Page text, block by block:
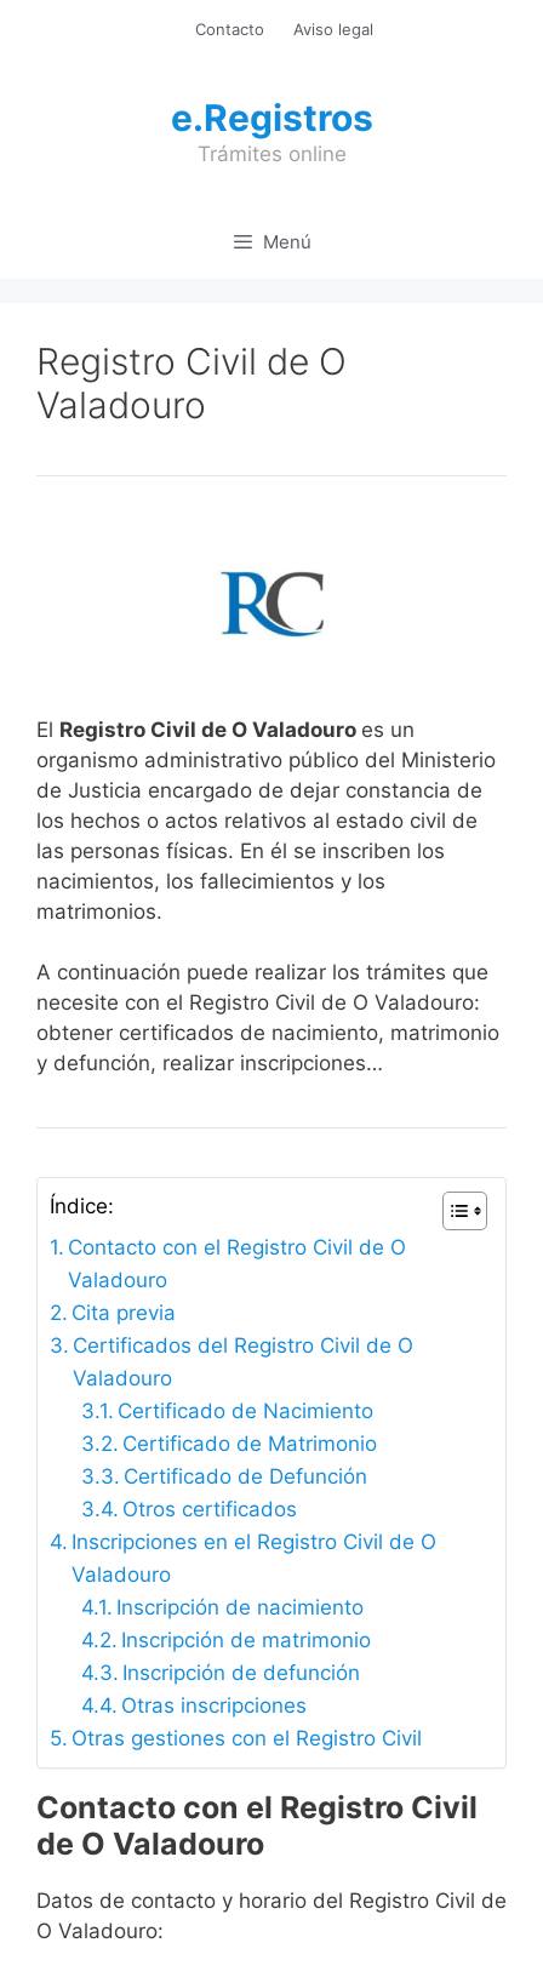
Contacto Aviso legal
e.Registros
Trámites online
Menú
Registro Civil de O
Valadouro
El Registro Civil de O Valadouro es un
organismo administrativo público del Ministerio
de Justicia encargado de dejar constancia de
los hechos o actos relativos al estado civil de
las personas físicas. En él se inscriben los
nacimientos, los fallecimientos y los
matrimonios.
A continuación puede realizar los trámites que
necesite con el Registro Civil de O Valadouro:
obtener certificados de nacimiento, matrimonio
y defunción, realizar inscripciones…
Índice:
Contacto con el Registro Civil de O
Valadouro
Cita previa
Certificados del Registro Civil de O
Valadouro
Certificado de Nacimiento
Certificado de Matrimonio
Certificado de Defunción
Otros certificados
Inscripciones en el Registro Civil de O
Valadouro
Inscripción de nacimiento
Inscripción de matrimonio
Inscripción de defunción
Otras inscripciones
Otras gestiones con el Registro Civil
Contacto con el Registro Civil
de O Valadouro
Datos de contacto y horario del Registro Civil de
O Valadouro: